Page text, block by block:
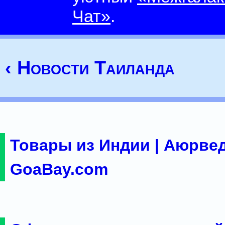
Чат».
‹ Новости Таиланда
Товары из Индии |
GoaBay.com